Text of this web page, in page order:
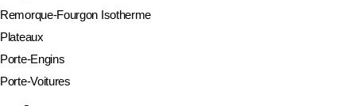
Remorque-Fourgon Isotherme
Plateaux
Porte-Engins
Porte-Voitures